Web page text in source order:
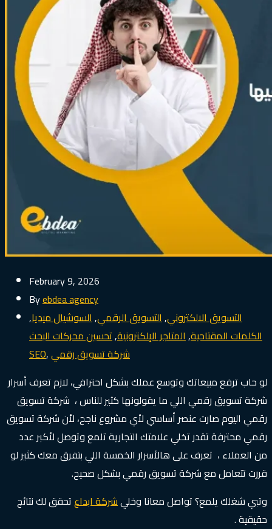
February 9, 2026
Byebdea agency
التسويق الالكتروني,التسويق الرقمي,السوشيال ميديا,
الكلمات المقتاحية,المتاجر الإلكترونية,تحسين محركات البحث
SEO,شركة تسويق رقمي
لو حاب ترفع مبيعاتك وتوسع عملك بشكل احترافي، لازم تعرف أسرار
شركة تسويق رقمي اللي ما يقولونها كثير للناس ، شركة تسويق
رقمي اليوم صارت عنصر أساسي لأي مشروع ناجح، لأن شركة تسويق
رقمي محترفة تقدر تخلي علامتك التجارية تلمع وتوصل لأكبر عدد
من العملاء ، تعرف على هالأسرار الخمسة اللي بتفرق معك كثير لو
قررت تتعامل مع شركة تسويق رقمي بشكل صحيح.
وتبي شغلك يلمع؟ تواصل معانا وخليشركة ابداعتحقق لك نتائج
حقيقية .